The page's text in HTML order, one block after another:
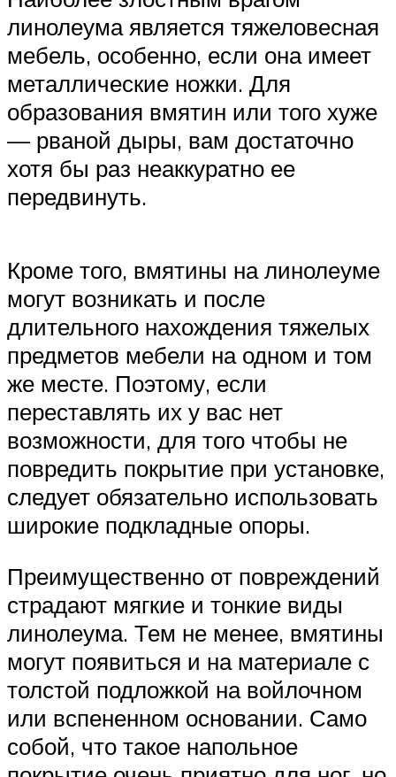
линолеума является тяжеловесная
мебель, особенно, если она имеет
металлические ножки. Для
образования вмятин или того хуже
— рваной дыры, вам достаточно
хотя бы раз неаккуратно ее
передвинуть.
Кроме того, вмятины на линолеуме
могут возникать и после
длительного нахождения тяжелых
предметов мебели на одном и том
же месте. Поэтому, если
переставлять их у вас нет
возможности, для того чтобы не
повредить покрытие при установке,
следует обязательно использовать
широкие подкладные опоры.
Преимущественно от повреждений
страдают мягкие и тонкие виды
линолеума. Тем не менее, вмятины
могут появиться и на материале с
толстой подложкой на войлочном
или вспененном основании. Само
собой, что такое напольное